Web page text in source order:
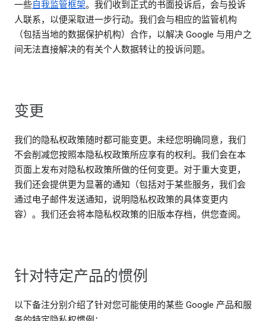
一些自我监管框架。我们收到正式的书面投诉后，会与投诉
人联系，以便采取进一步行动。我们会与相应的监管机构
（包括当地的数据保护机构）合作，以解决 Google 与用户之
间无法直接解决的有关个人数据转让的投诉问题。
变更
我们的隐私权政策随时都可能变更。未经您明确同意，我们
不会削减您按照本隐私权政策所应享有的权利。我们会在本
页面上发布对隐私权政策所做的任何变更。对于重大变更，
我们还会提供更为显著的通知（包括对于某些服务，我们会
通过电子邮件发送通知，说明隐私权政策的具体变更内
容）。我们还会将本隐私权政策的旧版本存档，供您查阅。
针对特定产品的惯例
以下备注分别介绍了针对您可能使用的某些 Google 产品和服